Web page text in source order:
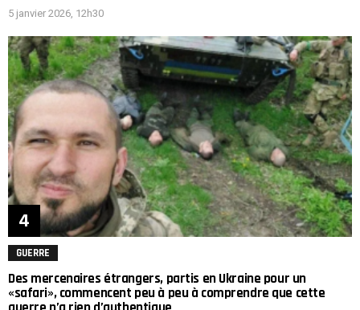
5 janvier 2026, 12h30
GUERRE
Des mercenaires étrangers, partis en Ukraine pour un
«safari», commencent peu à peu à comprendre que cette